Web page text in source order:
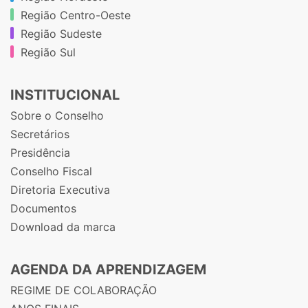
Região Centro-Oeste
Região Sudeste
Região Sul
INSTITUCIONAL
Sobre o Conselho
Secretários
Presidência
Conselho Fiscal
Diretoria Executiva
Documentos
Download da marca
AGENDA DA APRENDIZAGEM
REGIME DE COLABORAÇÃO